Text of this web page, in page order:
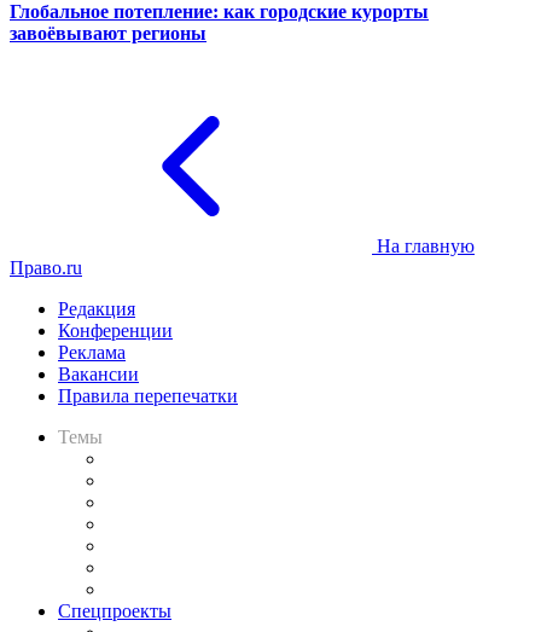
Глобальное потепление: как городские курорты
завоёвывают регионы
На главную
Право.ru
Редакция
Конференции
Реклама
Вакансии
Правила перепечатки
Темы
Спецпроекты